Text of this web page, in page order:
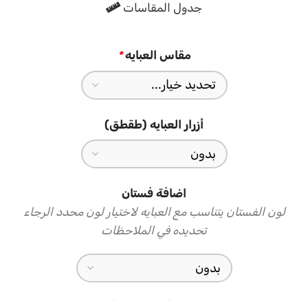
طابعاً فاخراً ومميزاً، وتأتي مع ربطة قماش أنيقة عند الرقبة تُضيف
الطرحه المتناسقة لإكمال إطلالتك
تأتي العباية مع طرحة من نفس قماش الجاكار بالنقشات الذهبية
تتناسق تماماً مع العباية وتكمل الإطلالة بأناقة، ارتديها في المناسبات
جدول المقاسات
مقاس العبايه*
أزرار العبايه (طقطق)
اضافة فستان
لون الفستان يتناسب مع العبايه لاختيار لون محدد الرجاء
تحديده في الملاحظات